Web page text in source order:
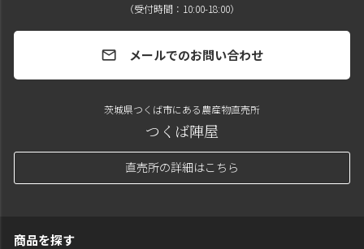
（受付時間：10:00-18:00）
mail メールでのお問い合わせ
茨城県つくば市にある農産物直売所
つくば陣屋
直売所の詳細はこちら
商品を探す